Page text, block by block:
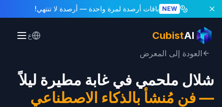
NEW باقات أرصدة لمرة واحدة — أرصدة لا تنتهي!
CubistAI ع
العودة إلى المعرض
شلال ملحمي في غابة مطيرة ليلاً
—فن مُنشأ بالذكاء الاصطناعي